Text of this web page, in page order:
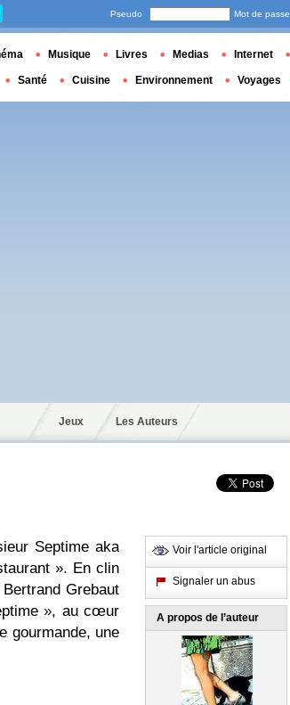
Jeux Les Auteurs
Septime aka
». En clin
Grebaut
», au cœur
gourmande, une
Voir l'article original
Signaler un abus
A propos de l’auteur
Pseudo Mot de passe
Musique Livres Medias Internet
Santé Cuisine Environnement Voyages